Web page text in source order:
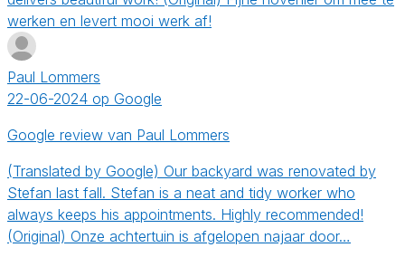
werken en levert mooi werk af!
Paul Lommers
22-06-2024 op Google
Google review van Paul Lommers
(Translated by Google) Our backyard was renovated by
Stefan last fall. Stefan is a neat and tidy worker who
always keeps his appointments. Highly recommended!
(Original) Onze achtertuin is afgelopen najaar door…